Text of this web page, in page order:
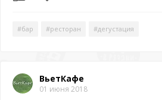
#бар #ресторан #дегустация
ВьетКафе
01 июня 2018